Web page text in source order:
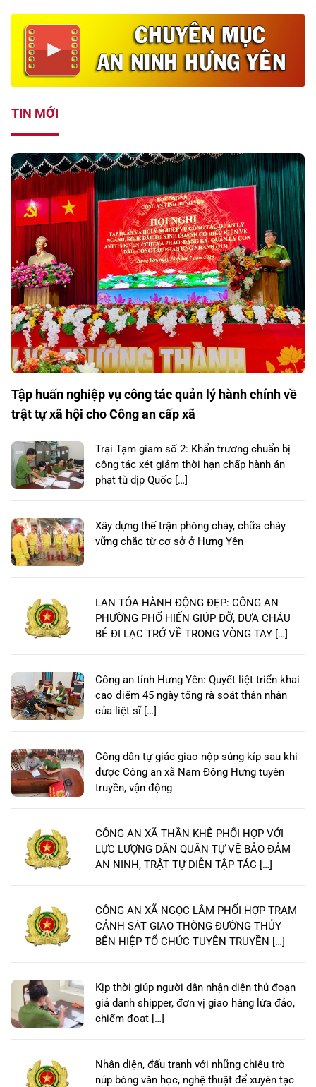
TIN MỚI
Tập huấn nghiệp vụ công tác quản lý hành chính về
trật tự xã hội cho Công an cấp xã
Trại Tạm giam số 2: Khẩn trương chuẩn bị
công tác xét giảm thời hạn chấp hành án
phạt tù dịp Quốc […]
Xây dựng thế trận phòng cháy, chữa cháy
vững chắc từ cơ sở ở Hưng Yên
LAN TỎA HÀNH ĐỘNG ĐẸP: CÔNG AN
PHƯỜNG PHỐ HIẾN GIÚP ĐỠ, ĐƯA CHÁU
BÉ ĐI LẠC TRỞ VỀ TRONG VÒNG TAY […]
Công an tỉnh Hưng Yên: Quyết liệt triển khai
cao điểm 45 ngày tổng rà soát thân nhân
của liệt sĩ […]
Công dân tự giác giao nộp súng kíp sau khi
được Công an xã Nam Đông Hưng tuyên
truyền, vận động
CÔNG AN XÃ THẦN KHÊ PHỐI HỢP VỚI
LỰC LƯỢNG DÂN QUÂN TỰ VỆ BẢO ĐẢM
AN NINH, TRẬT TỰ DIỄN TẬP TÁC […]
CÔNG AN XÃ NGỌC LÂM PHỐI HỢP TRẠM
CẢNH SÁT GIAO THÔNG ĐƯỜNG THỦY
BẾN HIỆP TỔ CHỨC TUYÊN TRUYỀN […]
Kịp thời giúp người dân nhận diện thủ đoạn
giả danh shipper, đơn vị giao hàng lừa đảo,
chiếm đoạt […]
Nhận diện, đấu tranh với những chiêu trò
núp bóng văn học, nghệ thuật để xuyên tạc